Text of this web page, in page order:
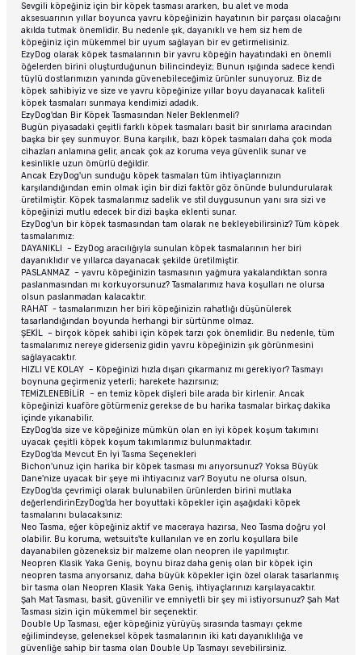
Sevgili köpeğiniz için bir köpek tasması ararken, bu alet ve moda
aksesuarının yıllar boyunca yavru köpeğinizin hayatının bir parçası olacağını
akılda tutmak önemlidir. Bu nedenle şık, dayanıklı ve hem siz hem de
köpeğiniz için mükemmel bir uyum sağlayan bir ev getirmelisiniz.
EzyDog olarak köpek tasmalarının bir yavru köpeğin hayatındaki en önemli
öğelerden birini oluşturduğunun bilincindeyiz; Bunun ışığında sadece kendi
tüylü dostlarımızın yanında güvenebileceğimiz ürünler sunuyoruz. Biz de
köpek sahibiyiz ve size ve yavru köpeğinize yıllar boyu dayanacak kaliteli
köpek tasmaları sunmaya kendimizi adadık.
EzyDog'dan Bir Köpek Tasmasından Neler Beklenmeli?
Bugün piyasadaki çeşitli farklı köpek tasmaları basit bir sınırlama aracından
başka bir şey sunmuyor. Buna karşılık, bazı köpek tasmaları daha çok moda
cihazları anlamına gelir, ancak çok az koruma veya güvenlik sunar ve
kesinlikle uzun ömürlü değildir.
Ancak EzyDog'un sunduğu köpek tasmaları tüm ihtiyaçlarınızın
karşılandığından emin olmak için bir dizi faktör göz önünde bulundurularak
üretilmiştir. Köpek tasmalarımız sadelik ve stil duygusunun yanı sıra sizi ve
köpeğinizi mutlu edecek bir dizi başka eklenti sunar.
EzyDog'un bir köpek tasmasından tam olarak ne bekleyebilirsiniz? Tüm köpek
tasmalarımız:
DAYANIKLI – EzyDog aracılığıyla sunulan köpek tasmalarının her biri
dayanıklıdır ve yıllarca dayanacak şekilde üretilmiştir.
PASLANMAZ – yavru köpeğinizin tasmasının yağmura yakalandıktan sonra
paslanmasından mı korkuyorsunuz? Tasmalarımız hava koşulları ne olursa
olsun paslanmadan kalacaktır.
RAHAT - tasmalarımızın her biri köpeğinizin rahatlığı düşünülerek
tasarlandığından boyunda herhangi bir sürtünme olmaz.
ŞEKİL – birçok köpek sahibi için köpek tarzı çok önemlidir. Bu nedenle, tüm
tasmalarımız nereye giderseniz gidin yavru köpeğinizin şık görünmesini
sağlayacaktır.
HIZLI VE KOLAY – Köpeğinizi hızla dışarı çıkarmanız mı gerekiyor? Tasmayı
boynuna geçirmeniz yeterli; harekete hazırsınız;
TEMİZLENEBİLİR – en temiz köpek dişleri bile arada bir kirlenir. Ancak
köpeğinizi kuaföre götürmeniz gerekse de bu harika tasmalar birkaç dakika
içinde yıkanabilir.
EzyDog'da size ve köpeğinize mümkün olan en iyi köpek koşum takımını
uyacak çeşitli köpek koşum takımlarımız bulunmaktadır.
EzyDog'da Mevcut En İyi Tasma Seçenekleri
Bichon'unuz için harika bir köpek tasması mı arıyorsunuz? Yoksa Büyük
Dane'nize uyacak bir şeye mi ihtiyacınız var? Boyutu ne olursa olsun,
EzyDog'da çevrimiçi olarak bulunabilen ürünlerden birini mutlaka
değerlendirinEzyDog'da her boyuttaki köpekler için aşağıdaki köpek
tasmalarını bulacaksınız:
Neo Tasma, eğer köpeğiniz aktif ve maceraya hazırsa, Neo Tasma doğru yol
olabilir. Bu koruma, wetsuits'te kullanılan ve en zorlu koşullara bile
dayanabilen gözeneksiz bir malzeme olan neopren ile yapılmıştır.
Neopren Klasik Yaka Geniş, boynu biraz daha geniş olan bir köpek için
neopren tasma arıyorsanız, daha büyük köpekler için özel olarak tasarlanmış
bir tasma olan Neopren Klasik Yaka Geniş, ihtiyaçlarınızı karşılayacaktır.
Şah Mat Tasması, basit, güvenilir ve emniyetli bir şey mi istiyorsunuz? Şah Mat
Tasması sizin için mükemmel bir seçenektir.
Double Up Tasması, eğer köpeğiniz yürüyüş sırasında tasmayı çekme
eğilimindeyse, geleneksel köpek tasmalarının iki katı dayanıklılığa ve
güvenliğe sahip bir tasma olan Double Up Tasmayı sevebilirsiniz.